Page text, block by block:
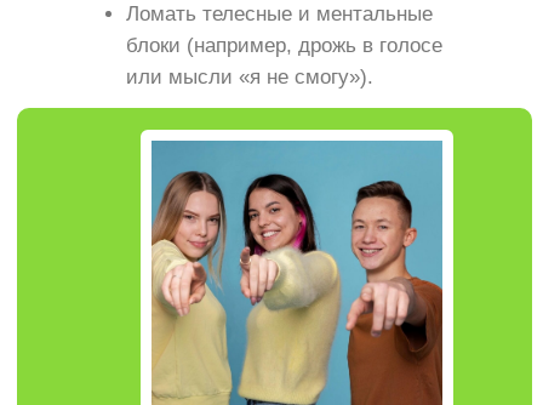
Ломать телесные и ментальные
блоки (например, дрожь в голосе
или мысли «я не смогу»).